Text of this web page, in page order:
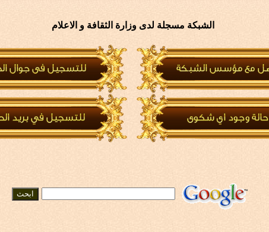
الشبكة مسجلة لدى وزارة الثقافة و الاعلام